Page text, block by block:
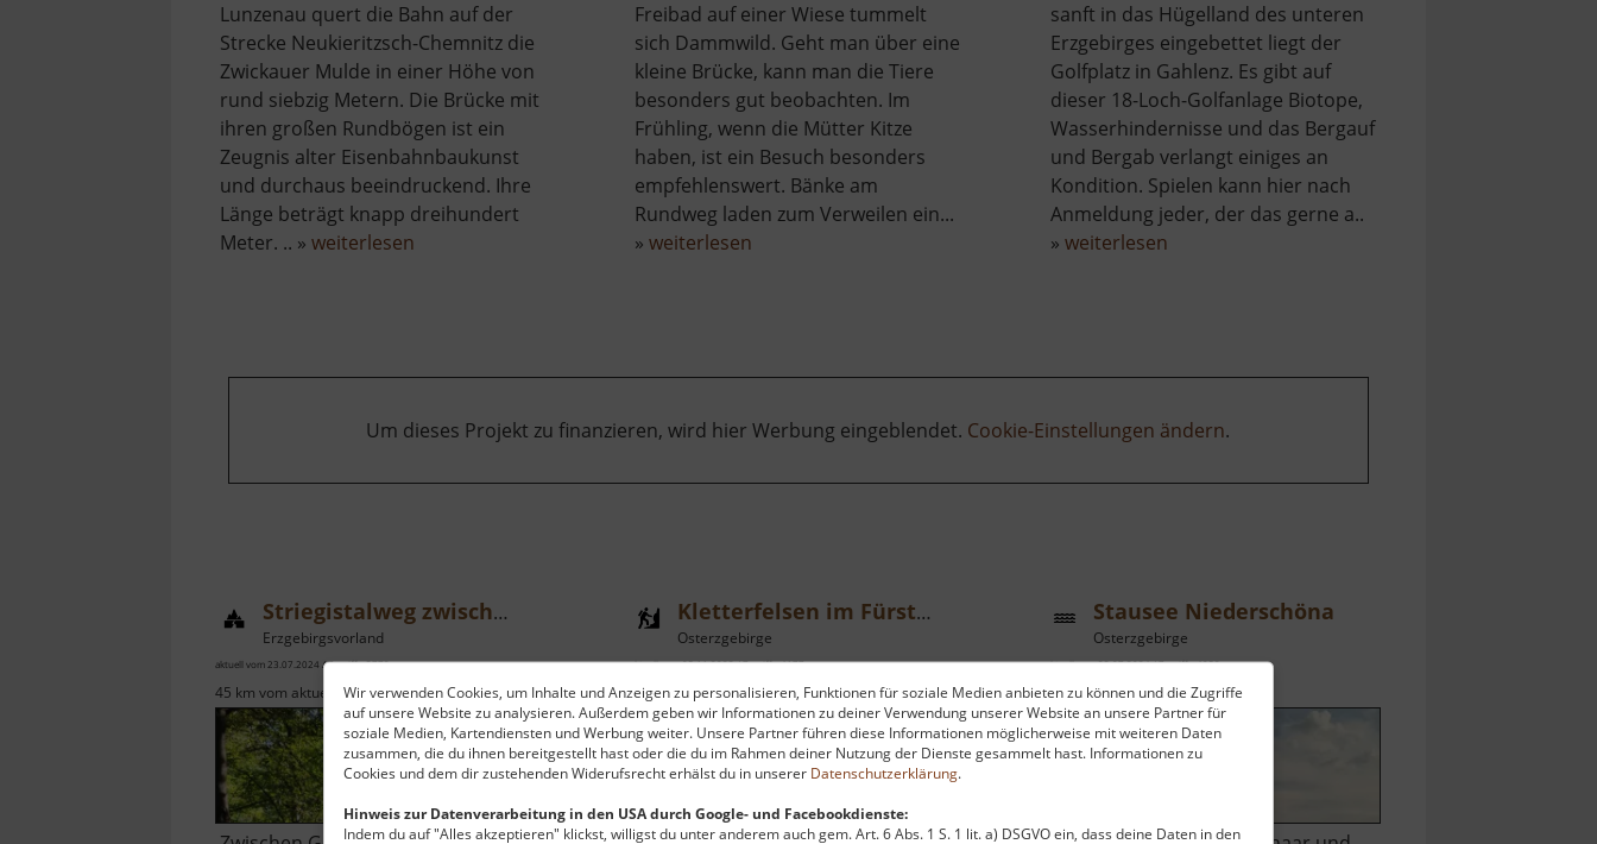
Wir verwenden Cookies, um Inhalte und Anzeigen zu personalisieren, Funktionen für soziale Medien anbieten zu können und die Zugriffe
auf unsere Website zu analysieren. Außerdem geben wir Informationen zu deiner Verwendung unserer Website an unsere Partner für
soziale Medien, Kartendiensten und Werbung weiter. Unsere Partner führen diese Informationen möglicherweise mit weiteren Daten
zusammen, die du ihnen bereitgestellt hast oder die du im Rahmen deiner Nutzung der Dienste gesammelt hast. Informationen zu
Cookies und dem dir zustehenden Widerufsrecht erhälst du in unserer Datenschutzerklärung.
Hinweis zur Datenverarbeitung in den USA durch Google- und Facebookdienste:
Indem du auf "Alles akzeptieren" klickst, willigst du unter anderem auch gem. Art. 6 Abs. 1 S. 1 lit. a) DSGVO ein, dass deine Daten in den
Lunzenau quert die Bahn auf der
Strecke Neukieritzsch-Chemnitz die
Zwickauer Mulde in einer Höhe von
rund siebzig Metern. Die Brücke mit
ihren großen Rundbögen ist ein
Zeugnis alter Eisenbahnbaukunst
und durchaus beeindruckend. Ihre
Länge beträgt knapp dreihundert
Meter. .. » weiterlesen
Freibad auf einer Wiese tummelt
sich Dammwild. Geht man über eine
kleine Brücke, kann man die Tiere
besonders gut beobachten. Im
Frühling, wenn die Mütter Kitze
haben, ist ein Besuch besonders
empfehlenswert. Bänke am
Rundweg laden zum Verweilen ein...
»weiterlesen
sanft in das Hügelland des unteren
Erzgebirges eingebettet liegt der
Golfplatz in Gahlenz. Es gibt auf
dieser 18-Loch-Golfanlage Biotope,
Wasserhindernisse und das Bergauf
und Bergab verlangt einiges an
Kondition. Spielen kann hier nach
Anmeldung jeder, der das gerne a..
» weiterlesenüber
Um dieses Projekt zu finanzieren, wird hier Werbung eingeblendet. Cookie-Einstellungen ändern.
Striegistalweg zwischen Goßberg und Berbersdorf
Erzgebirgsvorland
aktuell vom 23.07.2024 / Zugriffe: 3772
45 km vom aktuellen Standort
Kletterfelsen im Fürstenbusch
Osterzgebirge
aktuell vom 05.11.2023 / Zugriffe: 4177
44 km vom aktuellen Standort
Stausee Niederschöna
Osterzgebirge
aktuell vom 23.07.2024 / Zugriffe: 4052
51 km vom aktuellen Standort